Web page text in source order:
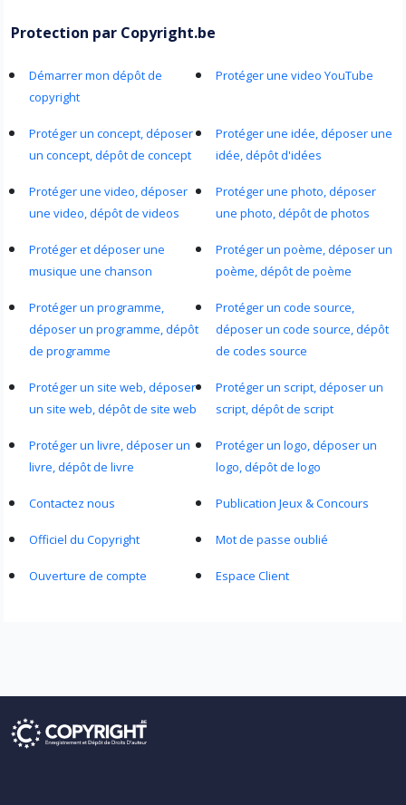
Protection par Copyright.be
Démarrer mon dépôt de
copyright
Protéger une video YouTube
Protéger un concept, déposer
un concept, dépôt de concept
Protéger une idée, déposer une
idée, dépôt d'idées
Protéger une video, déposer
une video, dépôt de videos
Protéger une photo, déposer
une photo, dépôt de photos
Protéger et déposer une
musique une chanson
Protéger un poème, déposer un
poème, dépôt de poème
Protéger un programme,
déposer un programme, dépôt
de programme
Protéger un code source,
déposer un code source, dépôt
de codes source
Protéger un site web, déposer
un site web, dépôt de site web
Protéger un script, déposer un
script, dépôt de script
Protéger un livre, déposer un
livre, dépôt de livre
Protéger un logo, déposer un
logo, dépôt de logo
Contactez nous Publication Jeux & Concours
Officiel du Copyright Mot de passe oublié
Ouverture de compte Espace Client